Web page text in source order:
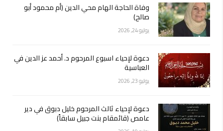
وفاة الحاجة الهام محي الدين (أم محمود أبو
صالح)
يوليو 24, 2026
دعوة لإحياء اسبوع المرحوم د. أحمد عز الدين في
العباسية
يوليو 23, 2026
دعوة لإحياء ثالث المرحوم خليل دبوق في دير
عامص (قائمقام بنت جبيل سابقاً)